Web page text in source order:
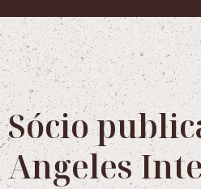
Sócio
Angeles